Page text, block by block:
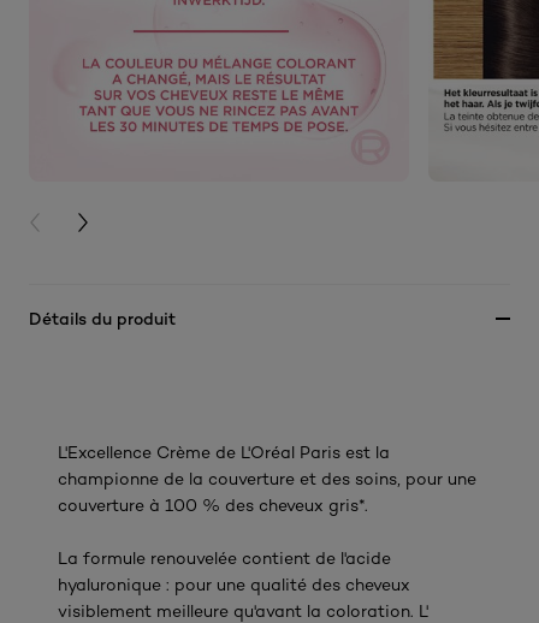
PREVIOUS CARD
NEXT CARD
Détails du produit
L'Excellence Crème de L'Oréal Paris est la
championne de la couverture et des soins, pour une
couverture à 100 % des cheveux gris*.
La formule renouvelée contient de l'acide
hyaluronique : pour une qualité des cheveux
visiblement meilleure qu'avant la coloration. L'